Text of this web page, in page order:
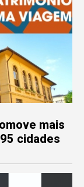
mais
cidades